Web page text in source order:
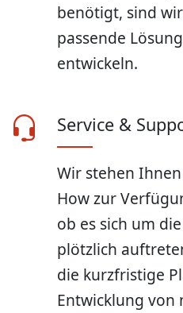
benötigt, sind
passende
entwickeln.
Service &
Wir stehen
How zur
ob es sich um
plötzlich
die kurzfristige
Entwicklung von